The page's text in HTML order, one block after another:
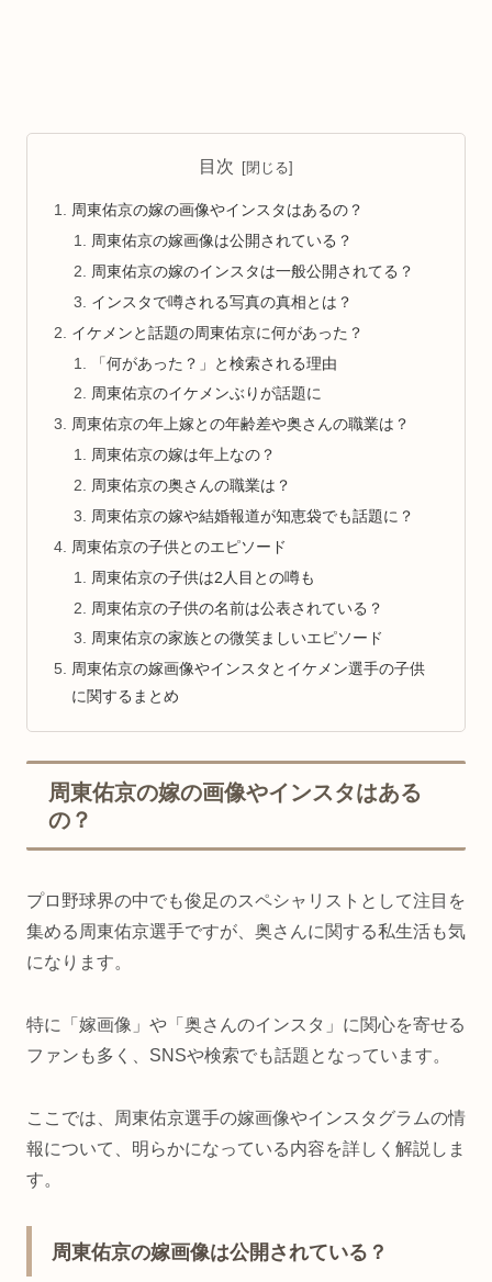
目次
周東佑京の嫁の画像やインスタはあるの？
周東佑京の嫁画像は公開されている？
周東佑京の嫁のインスタは一般公開されてる？
インスタで噂される写真の真相とは？
イケメンと話題の周東佑京に何があった？
「何があった？」と検索される理由
周東佑京のイケメンぶりが話題に
周東佑京の年上嫁との年齢差や奥さんの職業は？
周東佑京の嫁は年上なの？
周東佑京の奥さんの職業は？
周東佑京の嫁や結婚報道が知恵袋でも話題に？
周東佑京の子供とのエピソード
周東佑京の子供は2人目との噂も
周東佑京の子供の名前は公表されている？
周東佑京の家族との微笑ましいエピソード
周東佑京の嫁画像やインスタとイケメン選手の子供
に関するまとめ
周東佑京の嫁の画像やインスタはある
の？
プロ野球界の中でも俊足のスペシャリストとして注目を
集める周東佑京選手ですが、奥さんに関する私生活も気
になります。
特に「嫁画像」や「奥さんのインスタ」に関心を寄せる
ファンも多く、SNSや検索でも話題となっています。
ここでは、周東佑京選手の嫁画像やインスタグラムの情
報について、明らかになっている内容を詳しく解説しま
す。
周東佑京の嫁画像は公開されている？